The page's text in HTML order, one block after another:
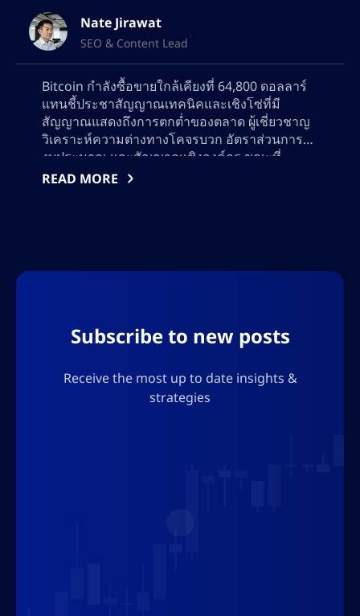
Nate Jirawat
SEO & Content Lead
Bitcoin กำลังซื้อขายใกล้เคียงที่ 64,800 ดอลลาร์
แทนชี้ประชาสัญญาณเทคนิคและเชิงโซ่ที่มี
สัญญาณแสดงถึงการตกต่ำของตลาด ผู้เชี่ยวชาญ
วิเคราะห์ความต่างทางโคจรบวก อัตราส่วนการใช้
งบประมาณ และสัญญาณเชิงองค์กร ขณะที่
พิจารณาว่าการเคลื่อนไหวถัดไปของ Bitcoin จะ
READ MORE
Subscribe to new posts
Receive the most up to date insights &
strategies